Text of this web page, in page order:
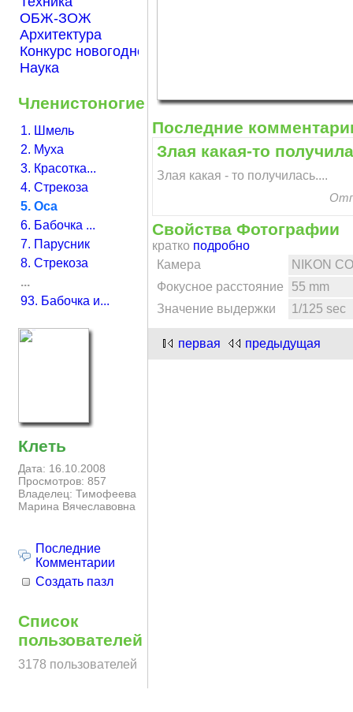
ОБЖ-ЗОЖ
Архитектура
Конкурс новогодней открытки "Нарисуем Новый
Наука
Членистоногие
1. Шмель
2. Муха
3. Красотка...
4. Стрекоза
5. Оса
6. Бабочка ...
7. Парусник
8. Стрекоза
...
93. Бабочка и...
Клеть
Дата: 16.10.2008
Просмотров: 857
Владелец: Тимофеева
Марина Вячеславовна
Последние
Комментарии
Создать пазл
Список
пользователей
3178 пользователей
Последние
Злая какая-то
Злая какая - то получилась....
Свойства Фотографии
кратко подробно
Камера
NIKON
Фокусное расстояние
55 mm
Значение выдержки
1/125 sec
первая предыдущая